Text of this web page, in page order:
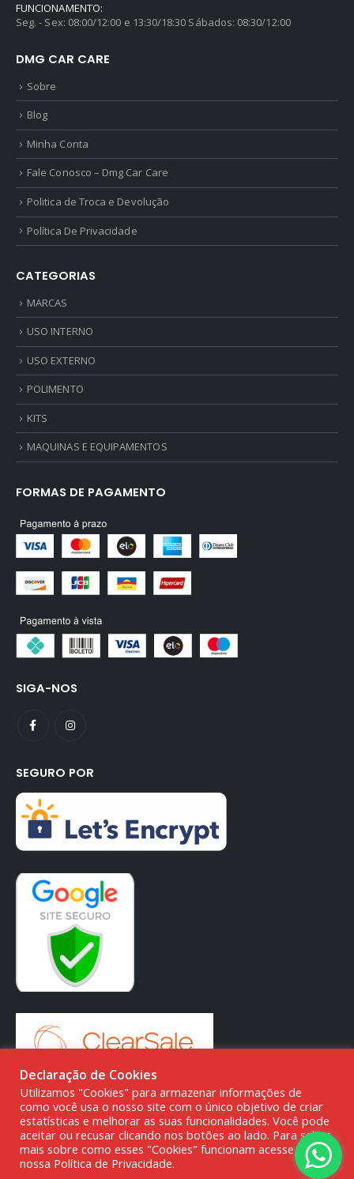
FUNCIONAMENTO:
Seg. - Sex: 08:00/12:00 e 13:30/18:30 Sábados: 08:30/12:00
DMG CAR CARE
Sobre
Blog
Minha Conta
Fale Conosco – Dmg Car Care
Politica de Troca e Devolução
Política De Privacidade
CATEGORIAS
MARCAS
USO INTERNO
USO EXTERNO
POLIMENTO
KITS
MAQUINAS E EQUIPAMENTOS
FORMAS DE PAGAMENTO
SIGA-NOS
SEGURO POR
© DMG PARTS COMÉRCIO DE PRODUTOS AUTOMOTIVOS -
20.387.727/0001-80
Declaração de Cookies
Utilizamos "Cookies" para armazenar informações de
como você usa o nosso site com o único objetivo de criar
estatísticas e melhorar as suas funcionalidades. Você pode
aceitar ou recusar clicando nos botões ao lado. Para saber
mais sobre como esses "Cookies" funcionam acesse a
nossa Política de Privacidade.